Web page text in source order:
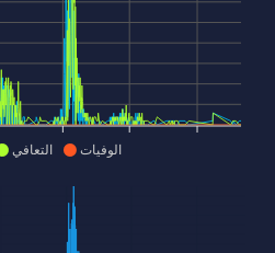
التعافي الوفيات